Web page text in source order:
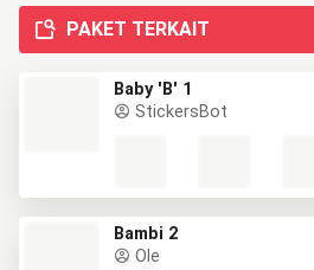
PAKET TERKAIT
Baby 'B' 1
StickersBot
Bambi 2
Ole